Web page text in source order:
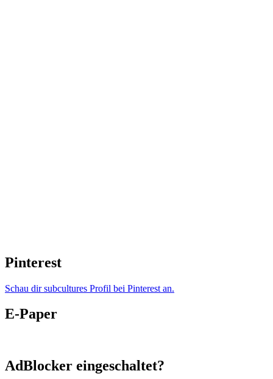
Pinterest
Schau dir subcultures Profil bei Pinterest an.
E-Paper
AdBlocker eingeschaltet?